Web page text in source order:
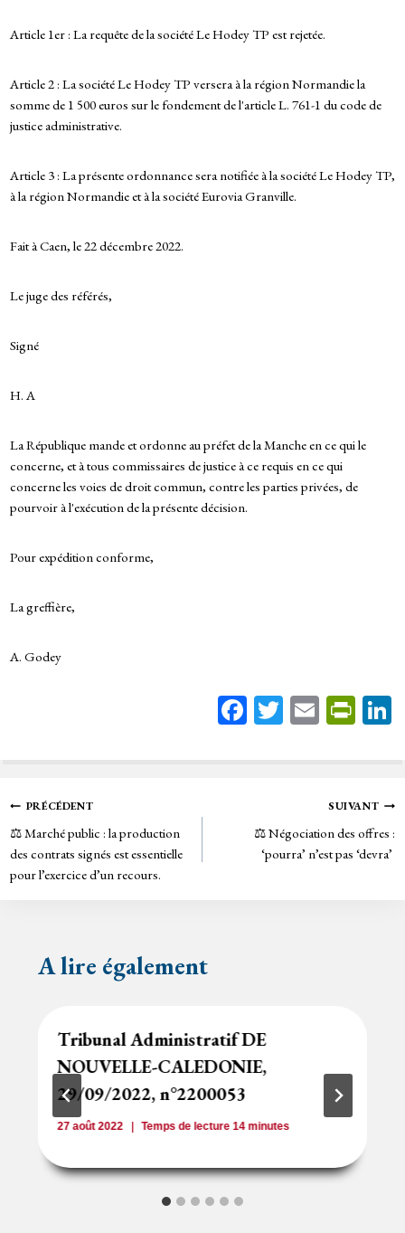
Article 1er : La requête de la société Le Hodey TP est rejetée.
Article 2 : La société Le Hodey TP versera à la région Normandie la
somme de 1 500 euros sur le fondement de l'article L. 761-1 du code de
justice administrative.
Article 3 : La présente ordonnance sera notifiée à la société Le Hodey TP,
à la région Normandie et à la société Eurovia Granville.
Fait à Caen, le 22 décembre 2022.
Le juge des référés,
Signé
H. A
La République mande et ordonne au préfet de la Manche en ce qui le
concerne, et à tous commissaires de justice à ce requis en ce qui
concerne les voies de droit commun, contre les parties privées, de
pourvoir à l'exécution de la présente décision.
Pour expédition conforme,
La greffière,
A. Godey
Fa
bo
T
tt
E
ail
Pr
tF
rie
n
dl
Navigation
de
l’article
PRÉCÉDENT
⚖️ Marché public : la production
des contrats signés est essentielle
pour l’exercice d’un recours.
SUIVANT
⚖️ Négociation des offres :
‘pourra’ n’est pas ‘devra’
A lire également
Tribunal Administratif DE
NOUVELLE-CALEDONIE,
29/09/2022, n°2200053
27 août 2022 Temps de lecture 14minutes